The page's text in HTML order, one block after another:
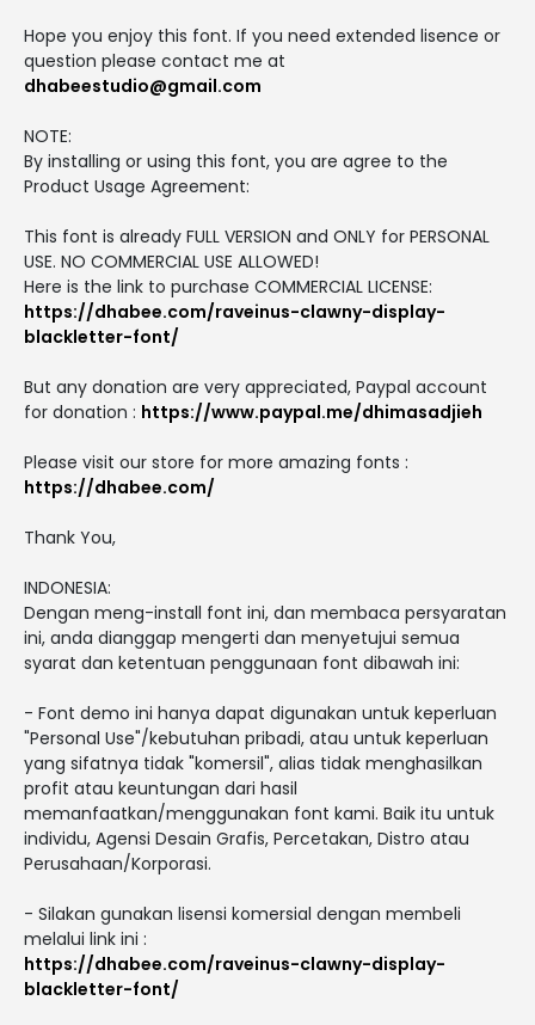
Hope you enjoy this font. If you need extended lisence or
question please contact me at
dhabeestudio@gmail.com
NOTE:
By installing or using this font, you are agree to the
Product Usage Agreement:
This font is already FULL VERSION and ONLY for PERSONAL
USE. NO COMMERCIAL USE ALLOWED!
Here is the link to purchase COMMERCIAL LICENSE:
https://dhabee.com/raveinus-clawny-display-
blackletter-font/
But any donation are very appreciated, Paypal account
for donation : https://www.paypal.me/dhimasadjieh
Please visit our store for more amazing fonts :
https://dhabee.com/
Thank You,
INDONESIA:
Dengan meng-install font ini, dan membaca persyaratan
ini, anda dianggap mengerti dan menyetujui semua
syarat dan ketentuan penggunaan font dibawah ini:
- Font demo ini hanya dapat digunakan untuk keperluan
"Personal Use"/kebutuhan pribadi, atau untuk keperluan
yang sifatnya tidak "komersil", alias tidak menghasilkan
profit atau keuntungan dari hasil
memanfaatkan/menggunakan font kami. Baik itu untuk
individu, Agensi Desain Grafis, Percetakan, Distro atau
Perusahaan/Korporasi.
- Silakan gunakan lisensi komersial dengan membeli
melalui link ini :
https://dhabee.com/raveinus-clawny-display-
blackletter-font/